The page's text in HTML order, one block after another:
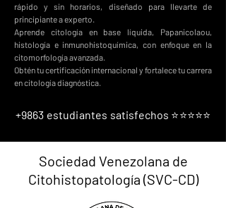
rápido y sin horarios, diseñado para llevarte de
principiante a experto.
Aprende citología en base líquida, Papanicolaou,
histología e inmunohistoquímica, con enfoque en la
citomorfología avanzada.
Obtén tu certificación internacional y fortalece tu carrera
en citología diagnóstica.
+9863 estudiantes satisfechos ⭐⭐⭐⭐⭐
Sociedad Venezolana de
Citohistopatología (SVC-CD)